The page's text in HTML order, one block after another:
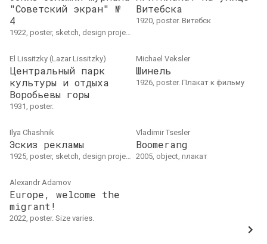
"Советский экран" №
4
1922, poster, sketch, design project
Витебска
1920, poster. Витебск
El Lissitzky (Lazar Lissitzky)
Центральный парк
культуры и отдыха
Воробьевы горы
1931, poster.
Michael Veksler
Шинель
1926, poster. Плакат к фильму
Ilya Chashnik
Эскиз рекламы
1925, poster, sketch, design project
Vladimir Tsesler
Boomerang
2005, object, плакат
Alexandr Adamov
Europe, welcome the
migrant!
2022, poster. Size varies.